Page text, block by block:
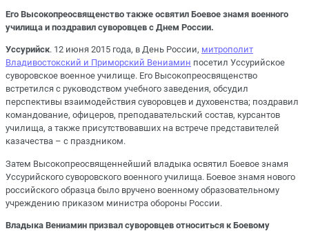
Его Высокопреосвященство также освятил Боевое знамя военного
училища и поздравил суворовцев с Днем России.
Уссурийск. 12 июня 2015 года, в День России, митрополит
Владивостокский и Приморский Вениамин посетил Уссурийское
суворовское военное училище. Его Высокопреосвященство
встретился с руководством учебного заведения, обсудил
перспективы взаимодействия суворовцев и духовенства; поздравил
командование, офицеров, преподавательский состав, курсантов
училища, а также присутствовавших на встрече представителей
казачества – с праздником.
Затем Высокопреосвященнейший владыка освятил Боевое знамя
Уссурийского суворовского военного училища. Боевое знамя нового
российского образца было вручено военному образовательному
учреждению приказом министра обороны России.
Владыка Вениамин призвал суворовцев относиться к Боевому